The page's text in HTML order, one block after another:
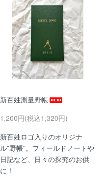
新百姓測量野帳
1,200円(税込1,320円)
新百姓ロゴ入りのオリジナ
ル”野帳”。フィールドノートや
日記など、日々の探究のお供
に！